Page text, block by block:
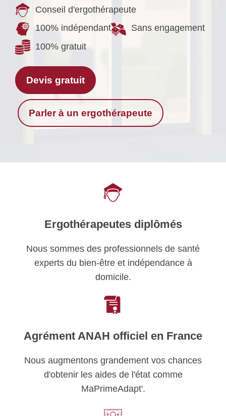
Conseil d'ergothérapeute
100% indépendant
Sans engagement
100% gratuit
Devis gratuit
Parler à un ergothérapeute
Ergothérapeutes diplômés
Nous sommes des professionnels de santé
experts du bien-être et indépendance à
domicile.
Agrément ANAH officiel en France
Nous augmentons grandement vos chances
d'obtenir les aides de l'état comme
MaPrimeAdapt'.